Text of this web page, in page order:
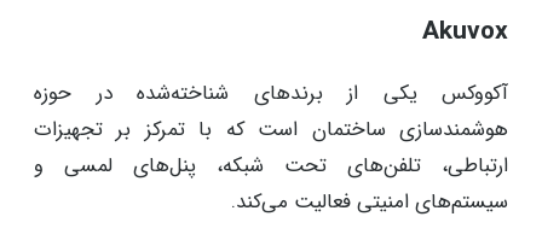
Akuvox
آکووکس یکی از برندهای شناخته‌شده در حوزه
هوشمندسازی ساختمان است که با تمرکز بر تجهیزات
ارتباطی، تلفن‌های تحت شبکه، پنل‌های لمسی و
سیستم‌های امنیتی فعالیت می‌کند.